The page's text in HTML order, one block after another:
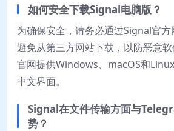
如何安全下载Signal电脑版？
为确保安全，请务必通过Signal官方
避免从第三方网站下载，以防恶意软
官网提供Windows、macOS和
中文界面。
Signal在文件传输方面与
势？